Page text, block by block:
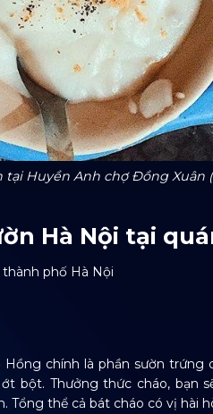
tại Huyền Anh chợ Đồng Xuân
Hà Nội tại
phố Hà Nội
chính là phần sườn
bột. Thưởng thức cháo, bạn
Tổng thể cả bát cháo có vị hài